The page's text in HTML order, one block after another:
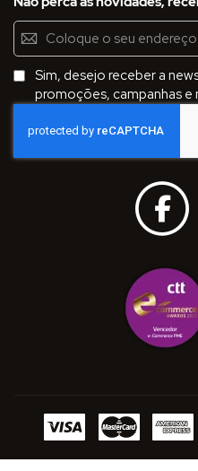
Inscreva-
se
na
Newsletter:
Sim, desejo receber a
promoções, campanhas e